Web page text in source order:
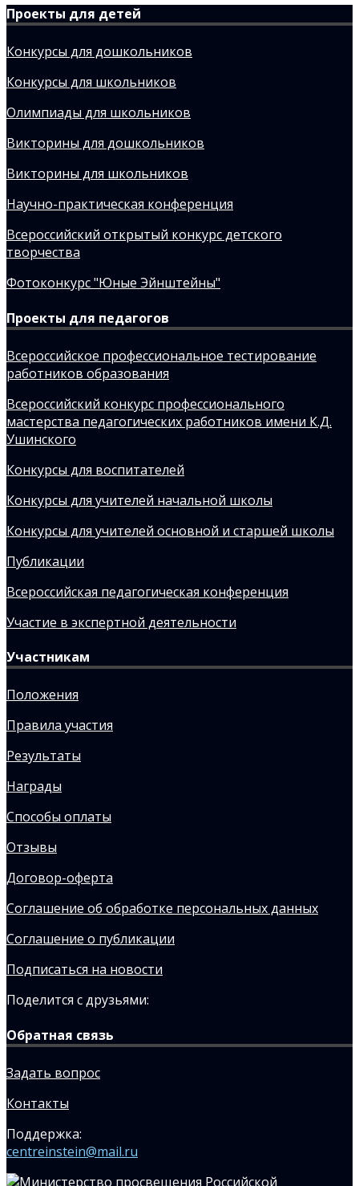
Проекты для детей
Конкурсы для дошкольников
Конкурсы для школьников
Олимпиады для школьников
Викторины для дошкольников
Викторины для школьников
Научно-практическая конференция
Всероссийский открытый конкурс детского
творчества
Фотоконкурс "Юные Эйнштейны"
Проекты для педагогов
Всероссийское профессиональное тестирование
работников образования
Всероссийский конкурс профессионального
мастерства педагогических работников имени К.Д.
Ушинского
Конкурсы для воспитателей
Конкурсы для учителей начальной школы
Конкурсы для учителей основной и старшей школы
Публикации
Всероссийская педагогическая конференция
Участие в экспертной деятельности
Участникам
Положения
Правила участия
Результаты
Награды
Способы оплаты
Отзывы
Договор-оферта
Соглашение об обработке персональных данных
Соглашение о публикации
Подписаться на новости
Поделится с друзьями:
Обратная связь
Задать вопрос
Контакты
Поддержка:
centreinstein@mail.ru